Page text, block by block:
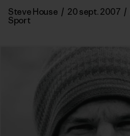
Steve House / 20 sept. 2007 /
Sport